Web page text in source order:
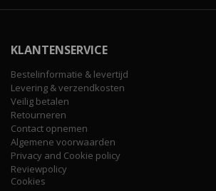
KLANTENSERVICE
Bestelinformatie & levertijd
Levering & verzendkosten
Veilig betalen
Retourneren
Contact opnemen
Algemene voorwaarden
Privacy and Cookie policy
Reviewpolicy
Cookies